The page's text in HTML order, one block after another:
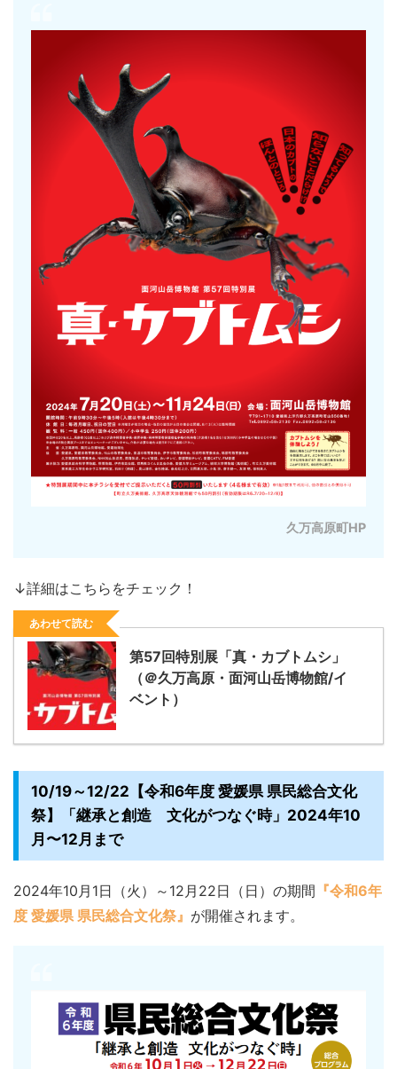
久万高原町HP
↓詳細はこちらをチェック！
あわせて読む
第57回特別展「真・カブトムシ」
（＠久万高原・面河山岳博物館/イ
ベント）
10/19～12/22【令和6年度 愛媛県 県民総合文化
祭】「継承と創造 文化がつなぐ時」2024年10
月〜12月まで
2024年10月1日（火）～12月22日（日）の期間 『令和6年
度 愛媛県 県民総合文化祭』 が開催されます。